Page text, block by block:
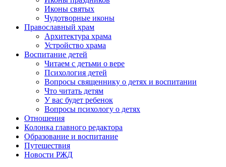
Иконы святых
Чудотворные иконы
Православный храм
Архитектура храма
Устройство храма
Воспитание детей
Читаем с детьми о вере
Психология детей
Вопросы священнику о детях и воспитании
Что читать детям
У вас будет ребенок
Вопросы психологу о детях
Отношения
Колонка главного редактора
Образование и воспитание
Путешествия
Новости РЖД